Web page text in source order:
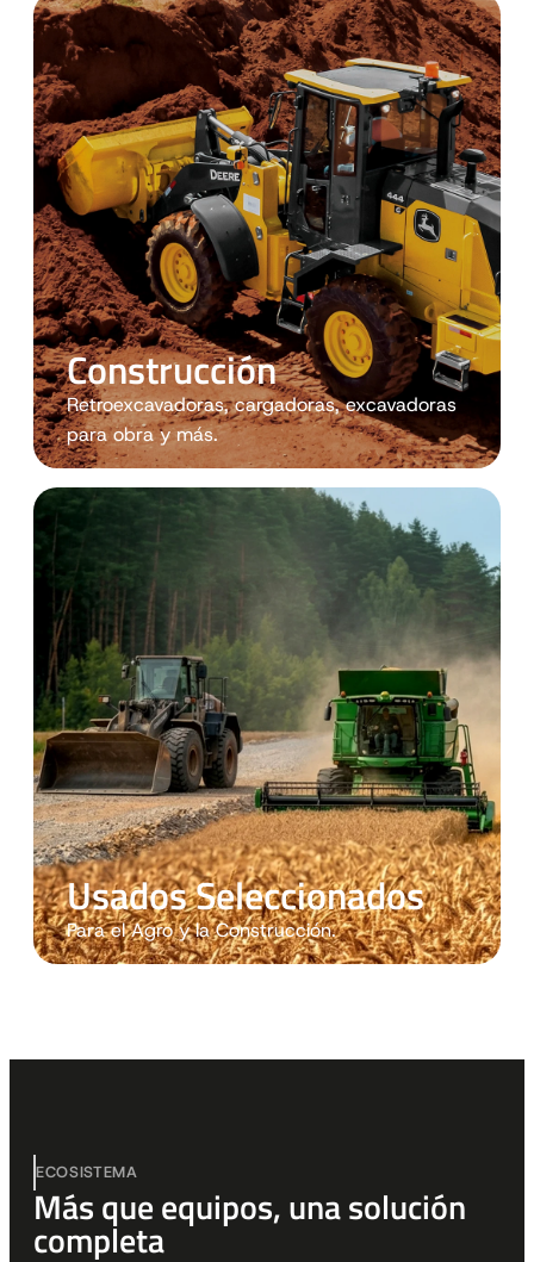
Construcción
Retroexcavadoras, cargadoras, excavadoras
para obra y más.
Usados Seleccionados
Para el Agro y la Construcción.
ECOSISTEMA
Más que equipos, una solución
completa